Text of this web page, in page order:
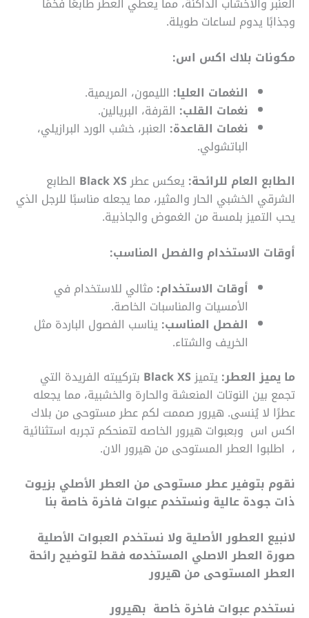
وجذابًا يدوم لساعات طويلة.
مكونات بلاك اكس اس:
النغمات العليا: الليمون، المريمية.
نغمات القلب: القرفة، البريالين.
نغمات القاعدة: العنبر، خشب الورد البرازيلي،
الباتشولي.
الطابع العام للرائحة: يعكس عطرBlack XS الطابع
الشرقي الخشبي الحار والمثير، مما يجعله مناسبًا للرجل الذي
يحب التميز بلمسة من الغموض والجاذبية.
أوقات الاستخدام والفصل المناسب:
أوقات الاستخدام: مثالي للاستخدام في
الأمسيات والمناسبات الخاصة.
الفصل المناسب: يناسب الفصول الباردة مثل
الخريف والشتاء.
ما يميز العطر: يتميزBlack XS بتركيبته الفريدة التي
تجمع بين النوتات المنعشة والحارة والخشبية، مما يجعله
عطرًا لا يُنسى. هيرور صممت لكم عطر مستوحى من بلاك
اكس اس وبعبوات هيرور الخاصه لتمنحكم تجربه استثنائية
، اطلبوا العطر المستوحى من هيرور الان.
نقوم بتوفير عطر مستوحى من العطر الأصلي بزيوت
ذات جودة عالية ونستخدم عبوات فاخرة خاصة بنا
لانبيع العطور الأصلية ولا نستخدم العبوات الأصلية
صورة العطر الاصلي المستخدمه فقط لتوضيح رائحة
العطر المستوحى من هيرور
نستخدم عبوات فاخرة خاصة بهيرور